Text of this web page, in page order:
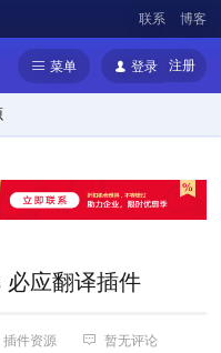
联系 博客
菜单 登录 注册
必应翻译插件
插件资源
暂无评论